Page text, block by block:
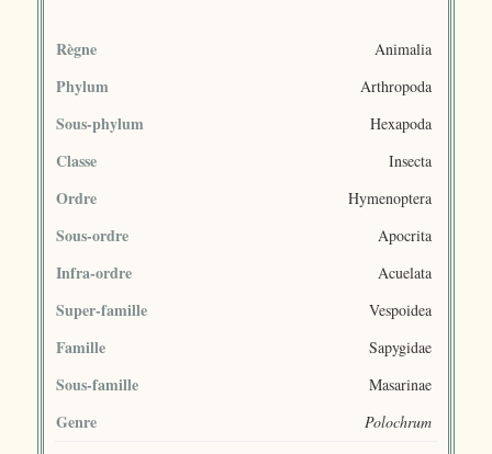
Règne Animalia
Phylum Arthropoda
Sous-phylum Hexapoda
Classe Insecta
Ordre Hymenoptera
Sous-ordre Apocrita
Infra-ordre Acuelata
Super-famille Vespoidea
Famille Sapygidae
Sous-famille Masarinae
Genre Polochrum